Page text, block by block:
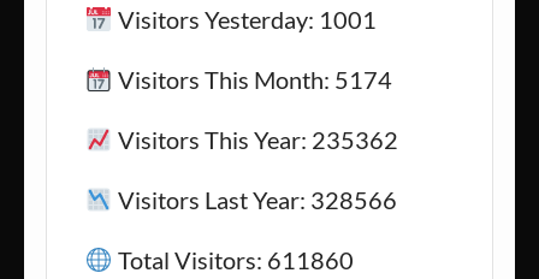
Visitors Yesterday: 1001
Visitors This Month: 5174
Visitors This Year: 235362
Visitors Last Year: 328566
Total Visitors: 611860